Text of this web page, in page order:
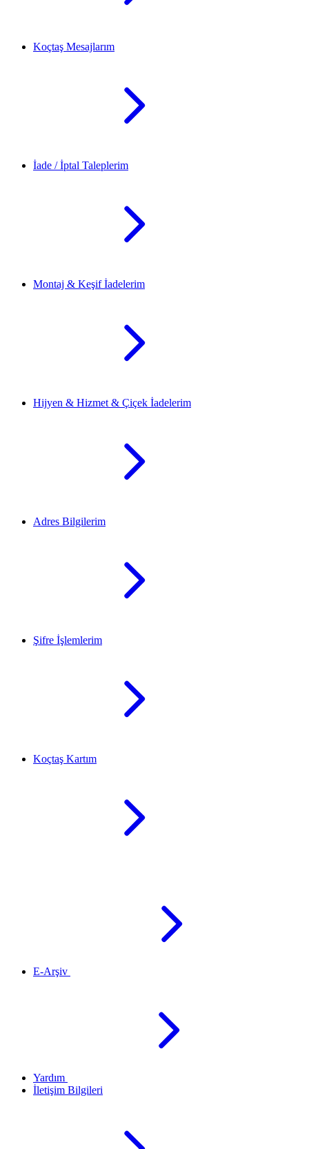
Koçtaş Mesajlarım
İade / İptal Taleplerim
Montaj & Keşif İadelerim
Hijyen & Hizmet & Çiçek İadelerim
Adres Bilgilerim
Şifre İşlemlerim
Koçtaş Kartım
E-Arşiv
Yardım
İletişim Bilgileri